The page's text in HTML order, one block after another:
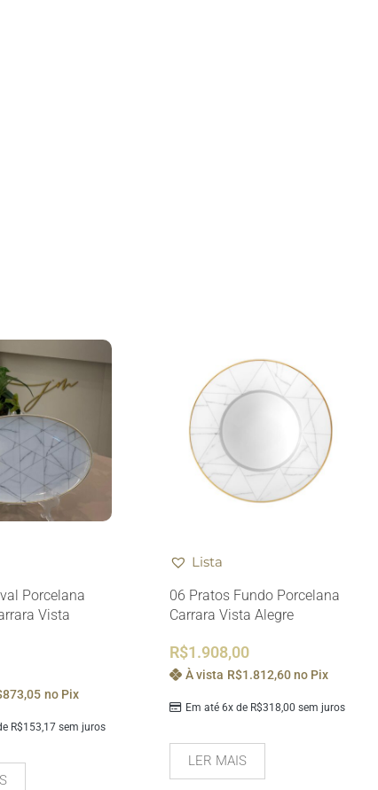
Porcelana
Vista
R$153,17 sem juros
873,05 no Pix
Lista
06 Pratos Fundo Porcelana
Carrara Vista Alegre
R$1.908,00
Em até 6x de R$318,00 sem juros
À vista R$1.812,60 no Pix
LER MAIS